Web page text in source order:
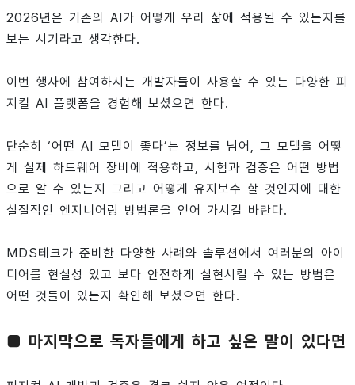
2026년은 기존의 AI가 어떻게 우리 삶에 적용될 수 있는지를
보는 시기라고 생각한다.
이번 행사에 참여하시는 개발자들이 사용할 수 있는 다양한 피
지컬 AI 플랫폼을 경험해 보셨으면 한다.
단순히 ‘어떤 AI 모델이 좋다’는 정보를 넘어, 그 모델을 어떻
게 실제 하드웨어 장비에 적용하고, 시험과 검증은 어떤 방법
으로 알 수 있는지 그리고 어떻게 유지보수 할 것인지에 대한
실질적인 엔지니어링 방법론을 얻어 가시길 바란다.
MDS테크가 준비한 다양한 사례와 솔루션에서 여러분의 아이
디어를 현실성 있고 보다 안전하게 실현시킬 수 있는 방법은
어떤 것들이 있는지 확인해 보셨으면 한다.
■ 마지막으로 독자들에게 하고 싶은 말이 있다면